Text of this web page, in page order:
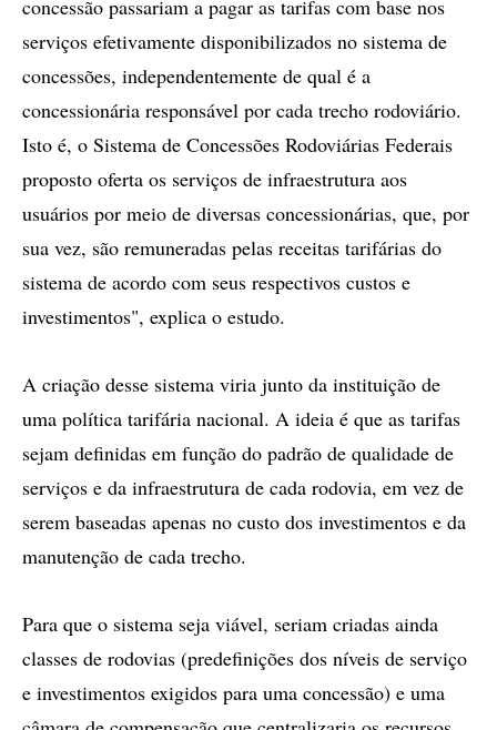
concessão passariam a pagar as tarifas com base nos
serviços efetivamente disponibilizados no sistema de
concessões, independentemente de qual é a
concessionária responsável por cada trecho rodoviário.
Isto é, o Sistema de Concessões Rodoviárias Federais
proposto oferta os serviços de infraestrutura aos
usuários por meio de diversas concessionárias, que, por
sua vez, são remuneradas pelas receitas tarifárias do
sistema de acordo com seus respectivos custos e
investimentos", explica o estudo.
A criação desse sistema viria junto da instituição de
uma política tarifária nacional. A ideia é que as tarifas
sejam definidas em função do padrão de qualidade de
serviços e da infraestrutura de cada rodovia, em vez de
serem baseadas apenas no custo dos investimentos e da
manutenção de cada trecho.
Para que o sistema seja viável, seriam criadas ainda
classes de rodovias (predefinições dos níveis de serviço
e investimentos exigidos para uma concessão) e uma